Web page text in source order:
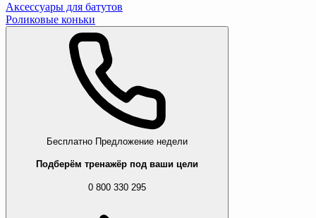
Аксессуары для батутов
Роликовые коньки
Бесплатно Предложение недели
Подберём тренажёр под ваши цели
0 800 330 295